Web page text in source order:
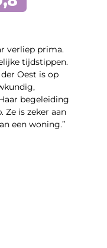
verliep prima.
tijdstippen.
Oest is op
begeleiding
Ze is zeker aan
een woning.”